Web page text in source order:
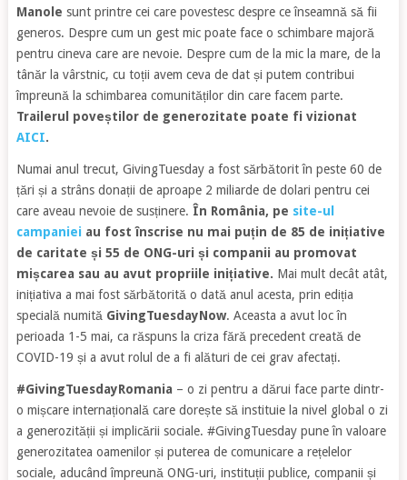
Manole sunt printre cei care povestesc despre ce înseamnă să fii
generos. Despre cum un gest mic poate face o schimbare majoră
pentru cineva care are nevoie. Despre cum de la mic la mare, de la
tânăr la vârstnic, cu toții avem ceva de dat și putem contribui
împreună la schimbarea comunităților din care facem parte.
Trailerul poveștilor de generozitate poate fi vizionat
AICI.
Numai anul trecut, GivingTuesday a fost sărbătorit în peste 60 de
țări și a strâns donații de aproape 2 miliarde de dolari pentru cei
care aveau nevoie de susținere. În România, pe site-ul
campanieiau fost înscrise nu mai puțin de 85 de inițiative
de caritate și 55 de ONG-uri și companii au promovat
mișcarea sau au avut propriile inițiative. Mai mult decât atât,
inițiativa a mai fost sărbătorită o dată anul acesta, prin ediția
specială numită GivingTuesdayNow. Aceasta a avut loc în
perioada 1-5 mai, ca răspuns la criza fără precedent creată de
COVID-19 și a avut rolul de a fi alături de cei grav afectați.
#GivingTuesdayRomania – o zi pentru a dărui face parte dintr-
o mișcare internațională care dorește să instituie la nivel global o zi
a generozității și implicării sociale. #GivingTuesday pune în valoare
generozitatea oamenilor și puterea de comunicare a rețelelor
sociale, aducând împreună ONG-uri, instituții publice, companii și